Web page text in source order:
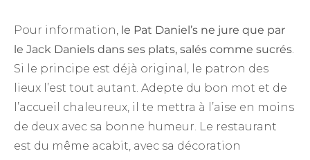
Pour information, le Pat Daniel’s ne jure que par
le Jack Daniels dans ses plats, salés comme sucrés.
Si le principe est déjà original, le patron des
lieux l’est tout autant. Adepte du bon mot et de
l’accueil chaleureux, il te mettra à l’aise en moins
de deux avec sa bonne humeur. Le restaurant
est du même acabit, avec sa décoration